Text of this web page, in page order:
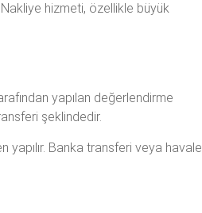
hizmeti, özellikle büyük
yapılan değerlendirme
şeklindedir.
yapılır. Banka transferi veya havale